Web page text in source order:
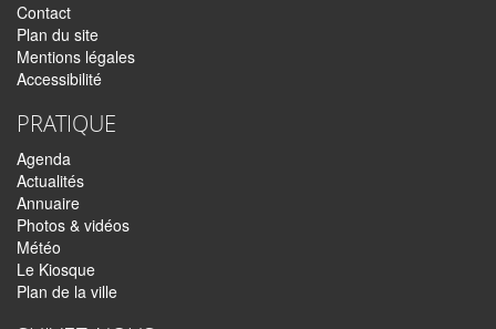
Contact
Plan du site
Mentions légales
Accessibilité
PRATIQUE
Agenda
Actualités
Annuaire
Photos & vidéos
Météo
Le Kiosque
Plan de la ville